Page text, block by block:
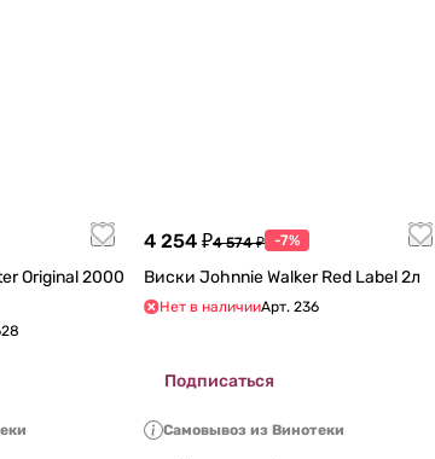
2000
4 254 ₽4 574 ₽ -7%
Виски Johnnie Walker Red Label 2л
Нет в наличииАрт. 236
Подписаться
Самовывоз из Винотеки